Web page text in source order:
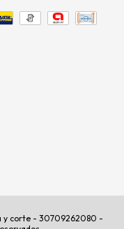
y corte - 30709262080 -